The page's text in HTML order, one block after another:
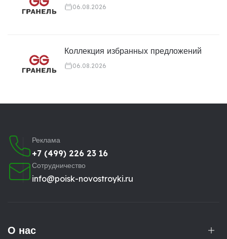
06.08.2026
Коллекция избранных предложений
06.08.2026
Реклама
+7 (499) 226 23 16
Сотрудничество
info@poisk-novostroyki.ru
О нас